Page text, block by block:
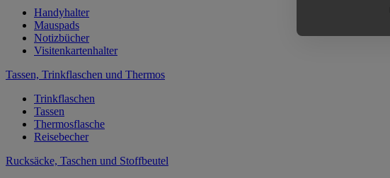
Handyhalter
Mauspads
Notizbücher
Visitenkartenhalter
Tassen, Trinkflaschen und Thermos
Trinkflaschen
Tassen
Thermosflasche
Reisebecher
Rucksäcke, Taschen und Stoffbeutel